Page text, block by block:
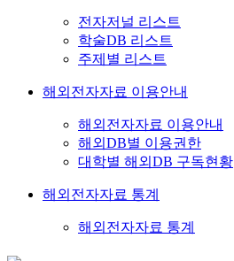
전자저널 리스트
학술DB 리스트
주제별 리스트
해외전자자료 이용안내
해외전자자료 이용안내
해외DB별 이용권한
대학별 해외DB 구독현황
해외전자자료 통계
해외전자자료 통계